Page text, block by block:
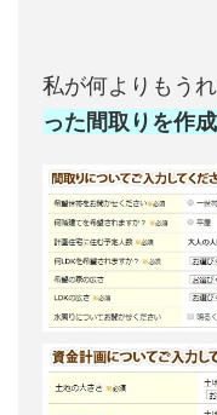
私が何よりもう
った間取りを作